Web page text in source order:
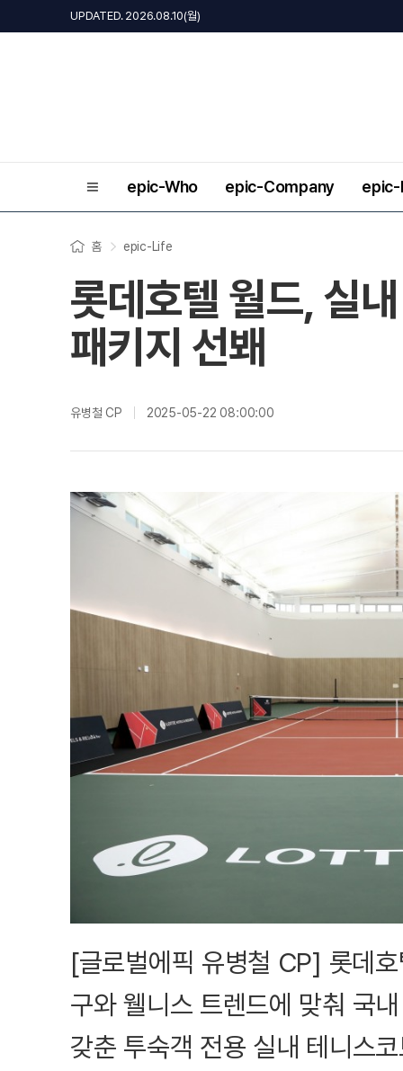
UPDATED. 2026.08.10(월)
epic-Who epic-Company
홈 epic-Life
롯데호텔 월드, 실
패키지 선봬
유병철 CP 2025-05-22 08:00:00
[글로벌에픽 유병철 CP] 롯데
구와 웰니스 트렌드에 맞춰 국
갖춘 투숙객 전용 실내 테니스